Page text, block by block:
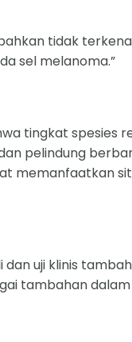
tidak
sel melanoma.”
tingkat
pelindung
memanfaatkan
dan uji klinis
tambahan